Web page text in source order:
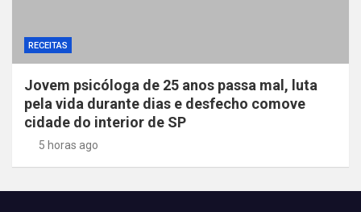
RECEITAS
Jovem psicóloga de 25 anos passa mal, luta
pela vida durante dias e desfecho comove
cidade do interior de SP
5 horas ago